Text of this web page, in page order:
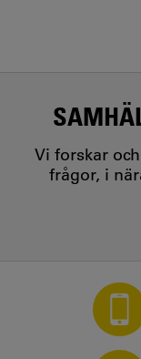
Vi forskar
frågor, i